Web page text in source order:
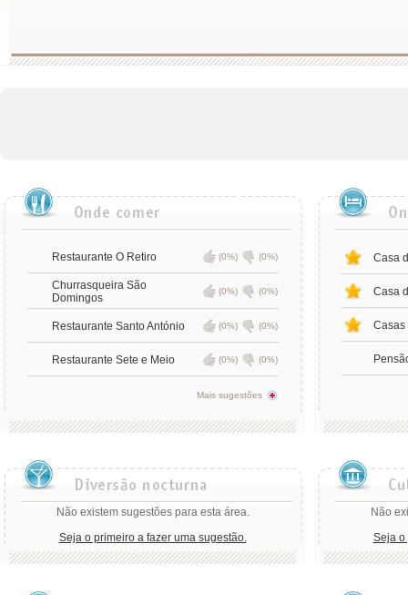
Restaurante O Retiro (0%) (0%)
Churrasqueira São
Domingos
(0%) (0%)
Restaurante Santo António (0%) (0%)
Restaurante Sete e Meio (0%) (0%)
Mais sugestões
Casa
Casa
Casas
Não existem sugestões para esta área.
Seja o primeiro a fazer uma sugestão.
Não
Seja o